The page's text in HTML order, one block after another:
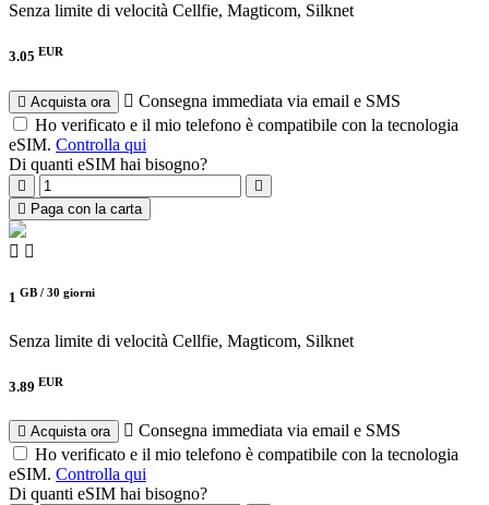
Senza limite di velocità Cellfie, Magticom, Silknet
3.05 EUR
Acquista ora
Consegna immediata via email e SMS
Ho verificato e il mio telefono è compatibile con la tecnologia
eSIM. Controlla qui
Di quanti eSIM hai bisogno?
Paga con la carta
1 GB / 30 giorni
Senza limite di velocità Cellfie, Magticom, Silknet
3.89 EUR
Acquista ora
Consegna immediata via email e SMS
Ho verificato e il mio telefono è compatibile con la tecnologia
eSIM. Controlla qui
Di quanti eSIM hai bisogno?